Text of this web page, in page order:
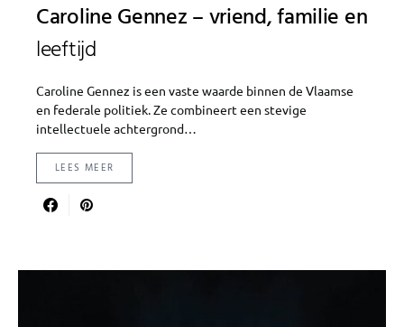
Caroline Gennez – vriend, familie en
leeftijd
Caroline Gennez is een vaste waarde binnen de Vlaamse
en federale politiek. Ze combineert een stevige
intellectuele achtergrond…
LEES MEER